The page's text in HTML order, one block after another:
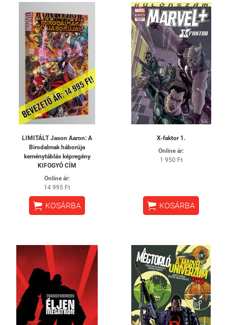
LIMITÁLT Jason Aaron: A
Birodalmak háborúja
keménytáblás képregény
KIFOGYÓ CÍM
Online ár:
14 995 Ft
 KOSÁRBA
X-faktor 1.
Online ár:
1 950 Ft
 KOSÁRBA